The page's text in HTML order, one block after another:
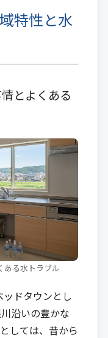
特性と水
とよくある
ある水トラブル
ドタウンとし
沿いの豊かな
しては、昔から